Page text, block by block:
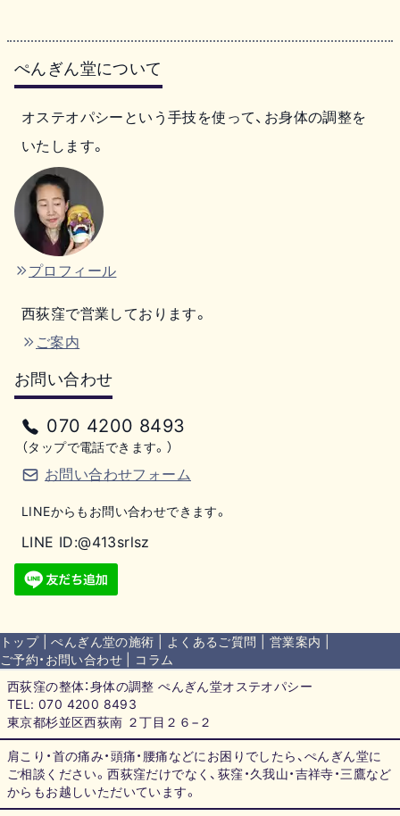
ぺんぎん堂について
オステオパシーという手技を使って、お身体の調整を
いたします。
プロフィール
西荻窪で営業しております。
ご案内
お問い合わせ
070 4200 8493
（タップで電話できます。）
お問い合わせフォーム
LINEからもお問い合わせできます。
LINE ID:@413srlsz
トップ|ぺんぎん堂の施術 よくあるご質問 営業案内
ご予約・お問い合わせ
コラム
西荻窪の整体：身体の調整 ぺんぎん堂オステオパシー
TEL: 070 4200 8493
東京都杉並区西荻南 ２丁目２６−２
肩こり・首の痛み・頭痛・腰痛などにお困りでしたら、ぺんぎん堂に
ご相談ください。西荻窪だけでなく、荻窪・久我山・吉祥寺・三鷹など
からもお越しいただいています。